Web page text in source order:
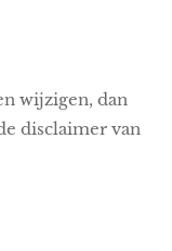
wijzigen, dan
disclaimer van